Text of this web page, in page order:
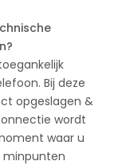
Bij deze
opgeslagen &
wordt
waar u
minpunten